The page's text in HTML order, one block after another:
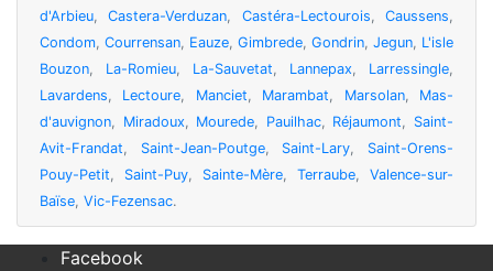
d'Arbieu,Castera-Verduzan, Castéra-Lectourois,Caussens,
Condom, Courrensan, Eauze, Gimbrede, Gondrin, Jegun, L'isle
Bouzon, La-Romieu, La-Sauvetat, Lannepax, Larressingle,
Lavardens, Lectoure, Manciet, Marambat, Marsolan, Mas-
d'auvignon, Miradoux, Mourede, Pauilhac, Réjaumont, Saint-
Avit-Frandat, Saint-Jean-Poutge, Saint-Lary, Saint-Orens-
Pouy-Petit, Saint-Puy, Sainte-Mère, Terraube, Valence-sur-
Baïse, Vic-Fezensac.
Facebook